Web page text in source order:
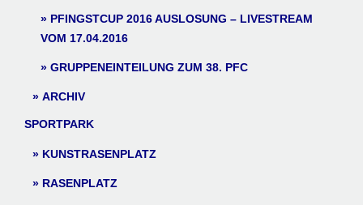
PFINGSTCUP 2016 AUSLOSUNG – LIVESTREAM
VOM 17.04.2016
GRUPPENEINTEILUNG ZUM 38. PFC
ARCHIV
SPORTPARK
KUNSTRASENPLATZ
RASENPLATZ